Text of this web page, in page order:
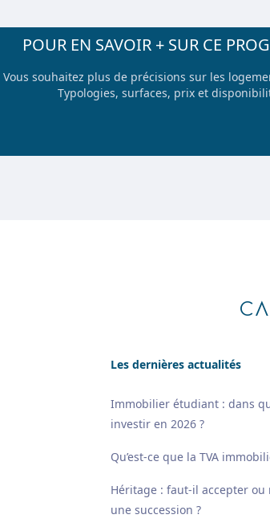
POUR EN SAVOIR + SUR CE
Vous souhaitez plus de précisions sur les
Typologies, surfaces, prix et
Les dernières actualités
Immobilier étudiant : dans
investir en 2026 ?
Qu’est-ce que la TVA
Héritage : faut-il accepter ou
une succession ?